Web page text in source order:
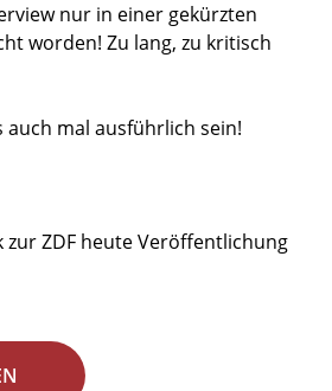
nur in einer gekürzten
worden! Zu lang, zu kritisch
auch mal ausführlich sein!
zur ZDF heute Veröffentlichung